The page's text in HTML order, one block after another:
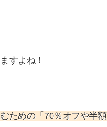
すよね！
ための「70％オフや半額